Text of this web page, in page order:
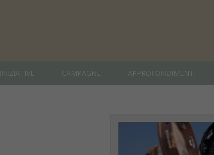
INIZIATIVE CAMPAGNE APPROFONDIMENTI